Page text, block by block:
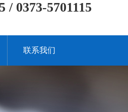
/ 0373-5701115
联系我们